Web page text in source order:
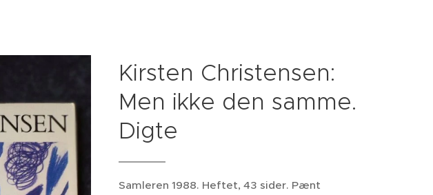
Kirsten Christensen:
Men ikke den samme.
Digte
Samleren 1988. Heftet, 43 sider. Pænt